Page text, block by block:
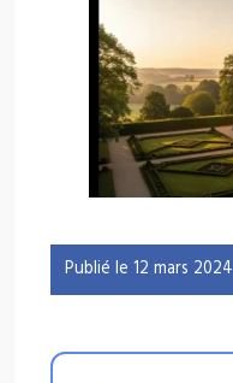
Publié le 12 mars 2024